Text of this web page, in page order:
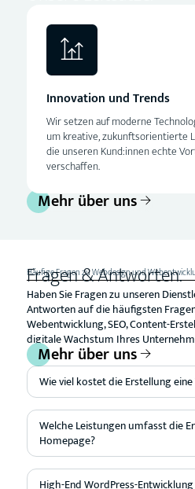
Innovation und Trends
Wir setzen auf moderne
um kreative, zukunftsorientierte
die unseren Kund:innen echte
verschaffen.
Mehr über uns
Häufige Fragen zu Webdesign und
Fragen & Antworten.
Haben Sie Fragen zu unseren
Antworten auf die häufigsten
Webentwicklung, SEO, Content-
digitale Wachstum Ihres
Mehr über uns
Wie viel kostet die Erstellung
Welche Leistungen umfasst die
Homepage?
High-End WordPress-Entwicklung